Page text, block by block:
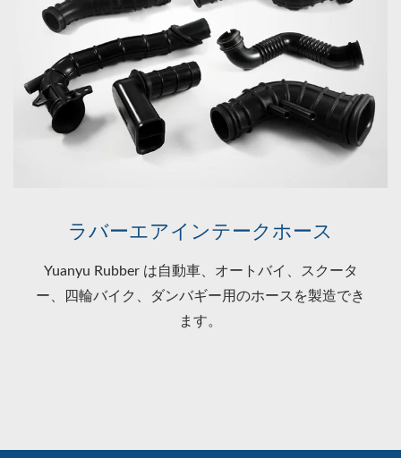
ラバーエアインテークホース
Yuanyu Rubber は自動車、オートバイ、スクータ
ー、四輪バイク、ダンバギー用のホースを製造でき
ます。